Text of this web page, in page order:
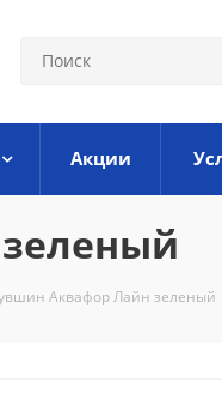
Акции
Аквафор Лайн зеленый